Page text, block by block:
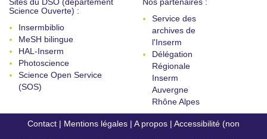
Science Ouverte) :
Insermbiblio
MeSH bilingue
HAL-Inserm
Photoscience
Science Open Service
(SOS)
Service des
archives de
l'Inserm
Délégation
Régionale
Inserm
Auvergne
Rhône Alpes
Contact | Mentions légales | A propos | Accessibilité (non